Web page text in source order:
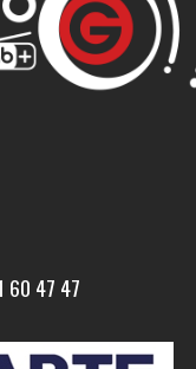
60 47 47